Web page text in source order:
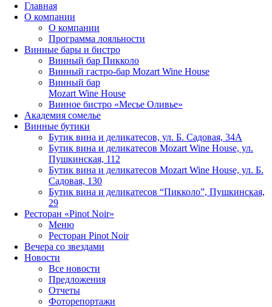
Главная
О компании
О компании
Программа лояльности
Винные бары и бистро
Винный бар Пикколо
Винный гастро-бар Mozart Wine House
Винный бар
Mozart Wine House
Винное бистро «Месье Оливье»
Академия сомелье
Винные бутики
Бутик вина и деликатесов, ул. Б. Садовая, 34А
Бутик вина и деликатесов Mozart Wine House, ул.
Пушкинская, 112
Бутик вина и деликатесов Mozart Wine House, ул. Б.
Садовая, 130
Бутик вина и деликатесов “Пикколо”, Пушкинская,
29
Ресторан «Pinot Noir»
Меню
Ресторан Pinot Noir
Вечера со звездами
Новости
Все новости
Предложения
Отчеты
Фоторепортажи